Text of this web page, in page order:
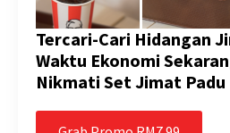
Tercari-Cari Hidangan
Waktu Ekonomi
Nikmati Set Jimat Padu